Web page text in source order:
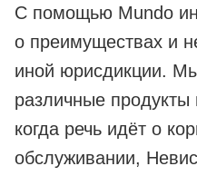
С помощью Mundo
о преимуществах и
иной юрисдикции.
различные продукты
когда речь идёт о
обслуживании,